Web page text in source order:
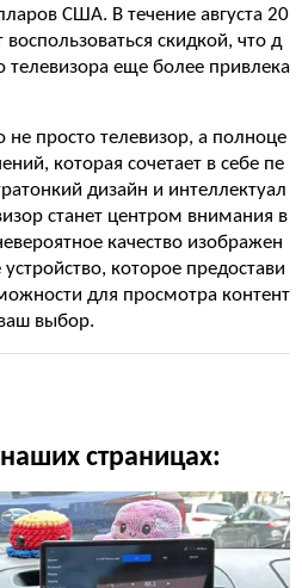
США. В течение августа 20
скидкой, что д
телевизора еще более привлека
просто телевизор, а полноце
которая сочетает в себе пе
дизайн и интеллектуал
станет центром внимания в
качество изображен
которое предостави
для просмотра контент
выбор.
страницах: